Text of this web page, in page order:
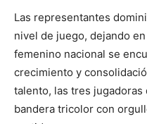
Las representantes
nivel de juego, dejando
femenino nacional se
crecimiento y
talento, las tres
bandera tricolor con